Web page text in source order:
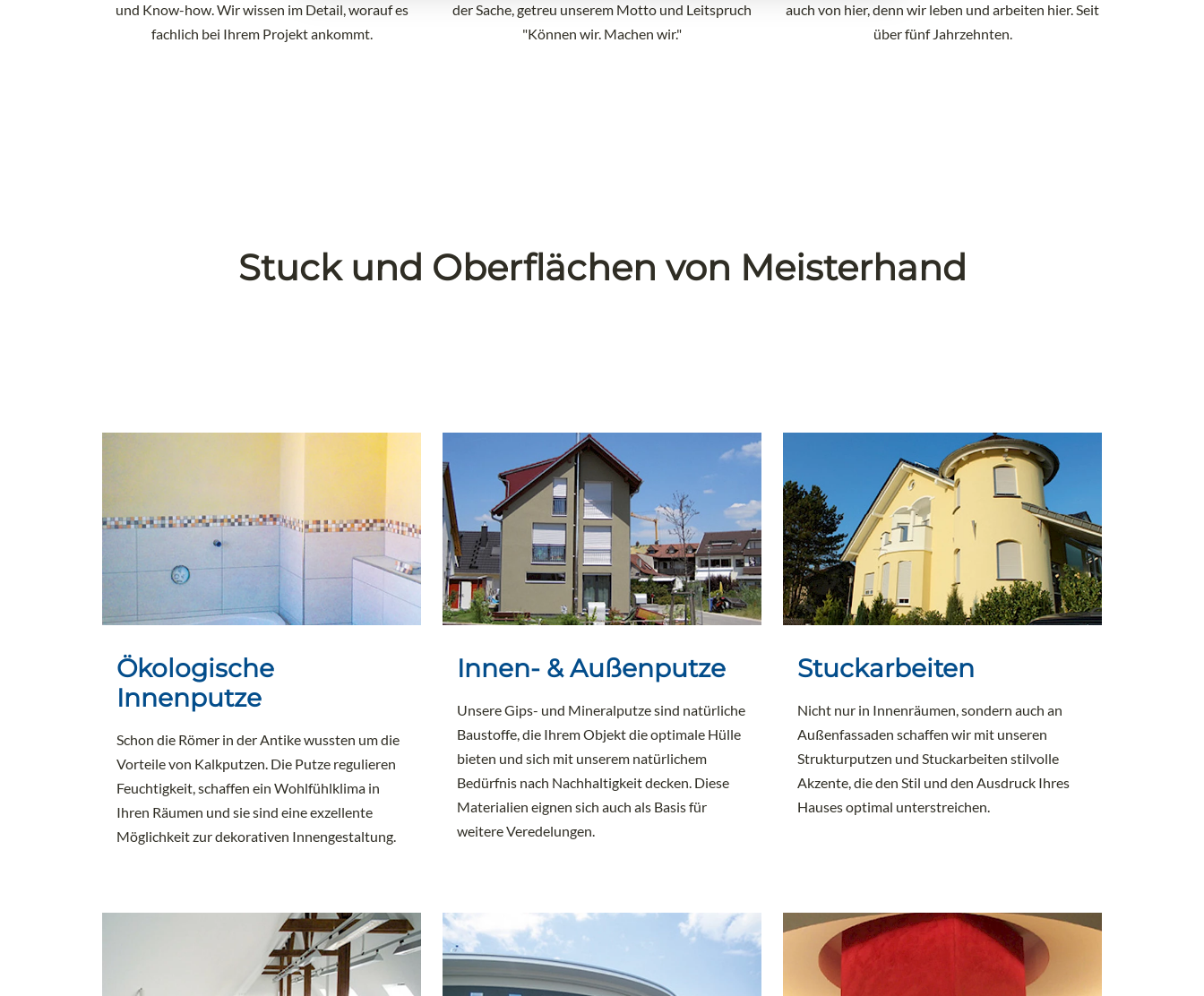
und Know-how. Wir wissen im Detail, worauf es
fachlich bei Ihrem Projekt ankommt.
der Sache, getreu unserem Motto und Leitspruch
"Können wir. Machen wir."
auch von hier, denn wir leben und arbeiten hier. Seit
über fünf Jahrzehnten.
Stuck und Oberflächen von Meisterhand
Ökologische
Innenputze
Schon die Römer in der Antike wussten um die
Vorteile von Kalkputzen. Die Putze regulieren
Feuchtigkeit, schaffen ein Wohlfühlklima in
Ihren Räumen und sie sind eine exzellente
Möglichkeit zur dekorativen Innengestaltung.
Innen- & Außenputze
Unsere Gips- und Mineralputze sind natürliche
Baustoffe, die Ihrem Objekt die optimale Hülle
bieten und sich mit unserem natürlichem
Bedürfnis nach Nachhaltigkeit decken. Diese
Materialien eignen sich auch als Basis für
weitere Veredelungen.
Stuckarbeiten
Nicht nur in Innenräumen, sondern auch an
Außenfassaden schaffen wir mit unseren
Strukturputzen und Stuckarbeiten stilvolle
Akzente, die den Stil und den Ausdruck Ihres
Hauses optimal unterstreichen.